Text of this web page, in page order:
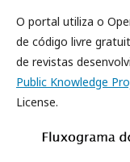
O portal utiliza o
de código livre
de revistas
Public Knowledge
License.